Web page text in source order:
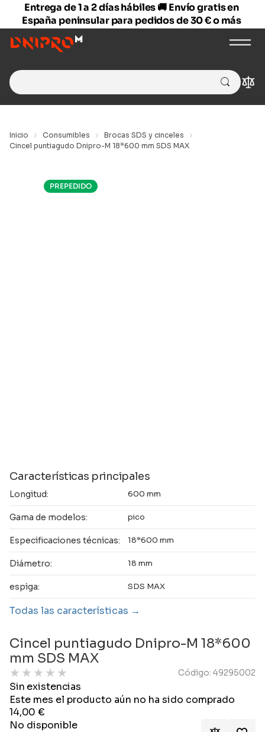
Entrega de 1 a 2 días hábiles 🚚 Envío gratis en
España peninsular para pedidos de 30 € o más
Search
for:
Inicio Consumibles
Brocas SDS y cinceles
Cincel puntiagudo Dnipro-M 18*600 mm SDS MAX
PREPEDIDO
Características principales
Longitud: 600 mm
Gama de modelos: pico
Especificaciones técnicas: 18*600 mm
Diámetro: 18 mm
espiga: SDS MAX
Todas las características
Cincel puntiagudo Dnipro-M 18*600
mm SDS MAX
★ ★ ★ ★ ★ Código: 49295002
Sin existencias
Este mes el producto aún no ha sido comprado
14,00€
No disponible